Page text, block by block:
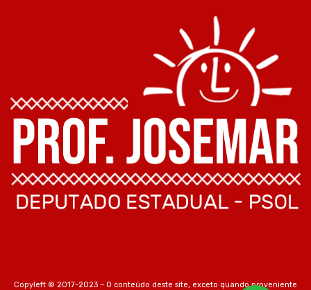
Copyleft © 2017-2023 – O conteúdo deste site, exceto quando proveniente